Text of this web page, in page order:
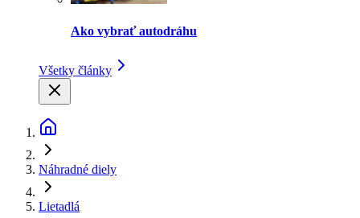
Ako vybrať autodráhu
Všetky články
Náhradné diely
Lietadlá